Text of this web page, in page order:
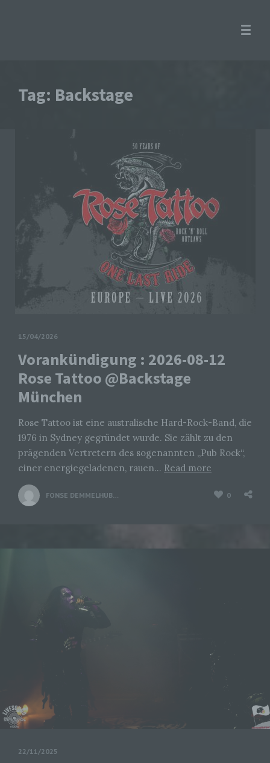
Tag: Backstage
15/04/2026
Vorankündigung : 2026-08-12
Rose Tattoo @Backstage
München
Rose Tattoo ist eine australische Hard-Rock-Band, die
1976 in Sydney gegründet wurde. Sie zählt zu den
prägenden Vertretern des sogenannten „Pub Rock“,
einer energiegeladenen, rauen… Read more
FONSE DEMMELHUBER 0
22/11/2025